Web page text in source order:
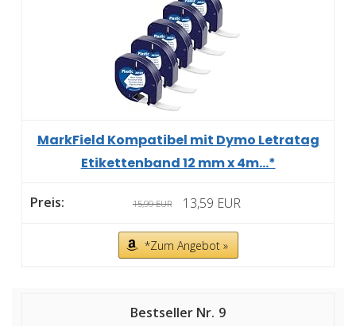
MarkField Kompatibel mit Dymo Letratag
Etikettenband 12 mm x 4m...*
15,99 EUR 13,59 EUR
*Zum Angebot »
9